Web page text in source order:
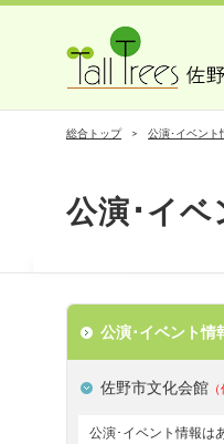
総合トップ 公演･イベント
公演･イベ
公演･イベント情
佐野市文化会館
公演･イベント情報は